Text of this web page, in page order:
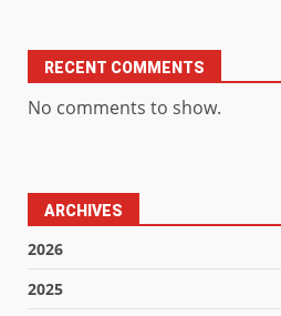
RECENT COMMENTS
No comments to show.
ARCHIVES
2026
2025